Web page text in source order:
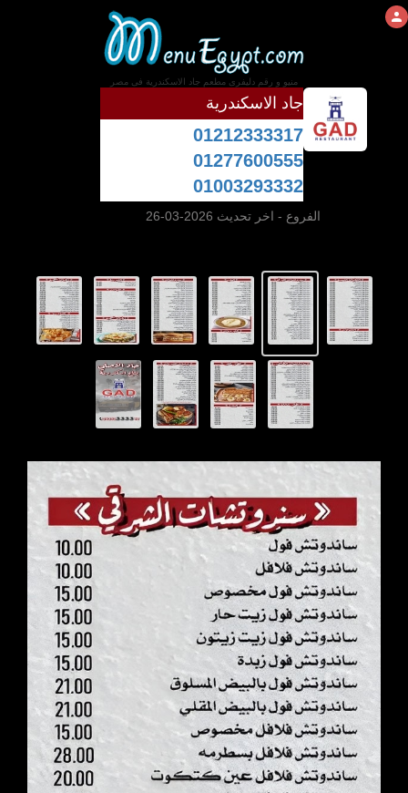
منيو و رقم دليفرى مطعم جاد الاسكندرية فى مصر
جاد الاسكندرية
01212333317
01277600555
01003293332
الفروع - اخر تحديث 2026-03-26